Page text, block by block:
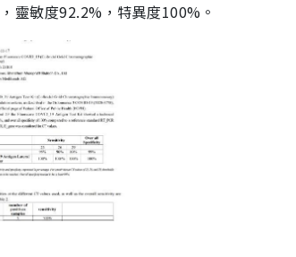
靈敏度92.2%，特異度100%。